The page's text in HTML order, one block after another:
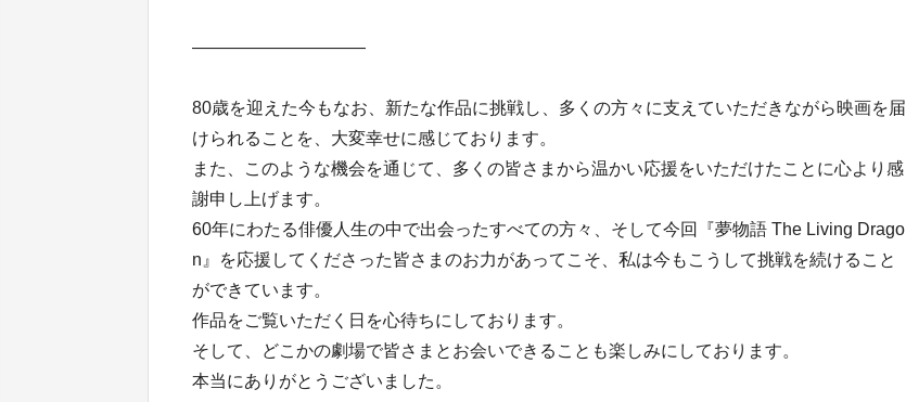
――――――――――
80歳を迎えた今もなお、新たな作品に挑戦し、多くの方々に支えていただきながら映画を届
けられることを、大変幸せに感じております。
また、このような機会を通じて、多くの皆さまから温かい応援をいただけたことに心より感
謝申し上げます。
60年にわたる俳優人生の中で出会ったすべての方々、そして今回『夢物語 The Living Drago
n』を応援してくださった皆さまのお力があってこそ、私は今もこうして挑戦を続けること
ができています。
作品をご覧いただく日を心待ちにしております。
そして、どこかの劇場で皆さまとお会いできることも楽しみにしております。
本当にありがとうございました。